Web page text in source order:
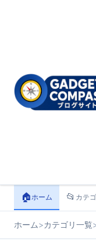
🏠ホーム 📂 カテ
ホーム>カテゴリ一覧